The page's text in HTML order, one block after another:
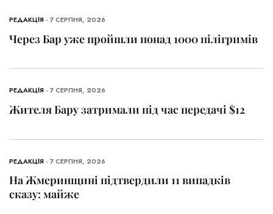
РЕДАКЦІЯ - 7 СЕРПНЯ, 2026
Через Бар уже пройшли понад 1000 пілігримів
РЕДАКЦІЯ - 7 СЕРПНЯ, 2026
Жителя Бару затримали під час передачі $12
РЕДАКЦІЯ - 7 СЕРПНЯ, 2026
На Жмеринщині підтвердили 11 випадків
сказу: майже